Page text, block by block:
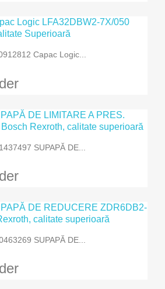
Capac Logic...
SUPAPĂ DE...
SUPAPĂ DE...